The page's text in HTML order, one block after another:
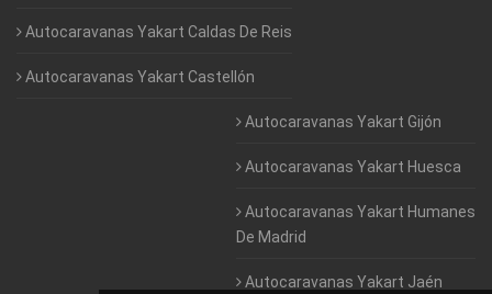
Autocaravanas Yakart Caldas De Reis
Autocaravanas Yakart Castellón
Autocaravanas Yakart Gijón
Autocaravanas Yakart Huesca
Autocaravanas Yakart Humanes
De Madrid
Autocaravanas Yakart Jaén